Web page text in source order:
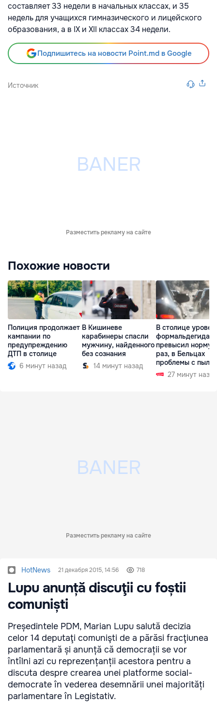
составляет 33 недели в начальных классах, и 35
недель для учащихся гимназического и лицейского
образования, а в IX и XII классах 34 недели.
Подпишитесь на новости Point.md в Google
Источник
Разместить рекламу на сайте
Похожие новости
Полиция продолжает
кампании по
предупреждению
ДТП в столице
6 минут назад
В Кишиневе
карабинеры спасли
мужчину, найденного
без сознания
14 минут назад
В столице
формальдегида
превысил норму
раз, в Бельцах
проблемы с
27 минут назад
Разместить рекламу на сайте
HotNews 21 декабря 2015, 14:56 718
Lupu anunță discuţii cu foștii
comuniști
Președintele PDM, Marian Lupu salută decizia
celor 14 deputaţi comunişti de a părăsi fracţiunea
parlamentară și anunță că democrații se vor
întîlni azi cu reprezențanții acestora pentru a
discuta despre crearea unei platforme social-
democrate în vederea desemnării unei majorități
parlamentare în Legistativ.